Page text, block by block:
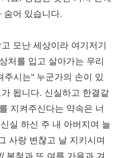
숨어 있습니다.
모난 세상이라 여기저기
처를 입고 살아가는 우리
주시는" 누군가의 손이 있
됩니다. 신실하고 한결같
지켜주신다는 약속은 너
실 하신 주 내 아버지여 늘
사랑 변찮고 날 지키시며